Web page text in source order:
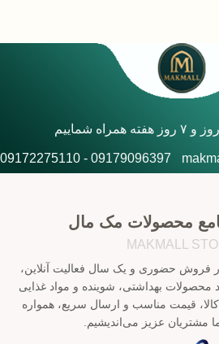
09179096397 - 09172275110
محصولات مک مال
MAKMALL
تجربه در فروش حضوری و یک سال فعالیت آنلاین،
محصولات بهداشتی، شوینده و مواد غذایی
قیمت مناسب و ارسال سریع، همواره
مشتریان عزیز می‌اندیشیم.